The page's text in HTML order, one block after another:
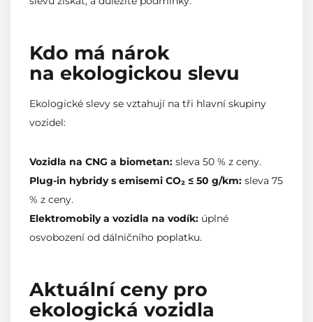
Kdo má nárok
na ekologickou slevu
Ekologické slevy se vztahují na tři hlavní skupiny
vozidel:
Vozidla na CNG a biometan: sleva 50 % z ceny.
Plug-in hybridy s emisemi CO₂ ≤ 50 g/km: sleva 75
% z ceny.
Elektromobily a vozidla na vodík: úplné
osvobození od dálničního poplatku.
Aktuální ceny pro
ekologická vozidla